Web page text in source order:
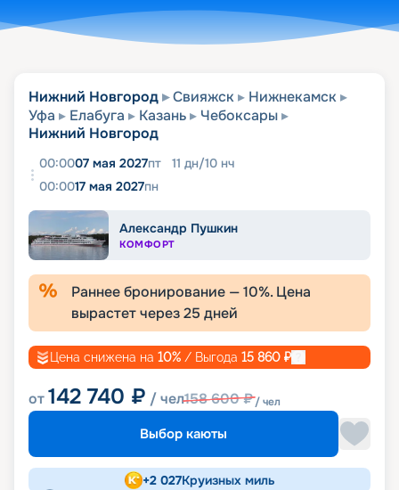
Нижний Новгород Свияжск
Нижнекамск
Уфа
Елабуга Казань
Чебоксары
Нижний Новгород
00:0007 мая 2027пт 11 дн/10 нч
00:0017 мая 2027пн
Александр Пушкин
КОМФОРТ
Раннее бронирование —10%. Цена
вырастет через25 дней
Цена снижена на 10% / Выгода 15 860 ₽
от142 740 ₽ / чел158 600₽/ чел
Выбор каюты
+2 027Круизных миль